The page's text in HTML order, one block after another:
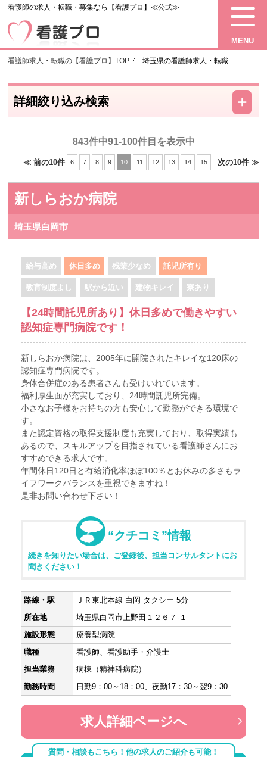
看護師の求人・転職・募集なら【看護プロ】≪公式≫
MENU
看護師求人・転職の【看護プロ】TOP 埼玉県の看護師求人・転職
詳細絞り込み検索 －
＋
843件中91-100件目を表示中
≪ 前の10件 6 7 8 9 10 11 12 13 14 15 次の10件 ≫
新しらおか病院
埼玉県白岡市
給与高め 休日多め 残業少なめ 託児所有り
教育制度よし 駅から近い 建物キレイ 寮あり
【24時間託児所あり】休日多めで働きやすい
認知症専門病院です！
新しらおか病院は、2005年に開院されたキレイな120床の
認知症専門病院です。
身体合併症のある患者さんも受けいれています。
福利厚生面が充実しており、24時間託児所完備。
小さなお子様をお持ちの方も安心して勤務ができる環境で
す。
また認定資格の取得支援制度も充実しており、取得実績も
あるので、スキルアップを目指されている看護師さんにお
すすめできる求人です。
年間休日120日と有給消化率ほぼ100％とお休みの多さもラ
イフワークバランスを重視できますね！
是非お問い合わせ下さい！
“クチコミ”情報
続きを知りたい場合は、ご登録後、担当コンサルタントにお
聞きください！
路線・駅
ＪＲ東北本線 白岡 タクシー 5分
所在地
埼玉県白岡市上野田１２６７-１
施設形態
療養型病院
職種
看護師、看護助手・介護士
担当業務
病棟（精神科病院）
勤務時間
日勤9：00～18：00、夜勤17：30～翌9：30
求人詳細ページへ
質問・相談もこちら！他の求人のご紹介も可能！